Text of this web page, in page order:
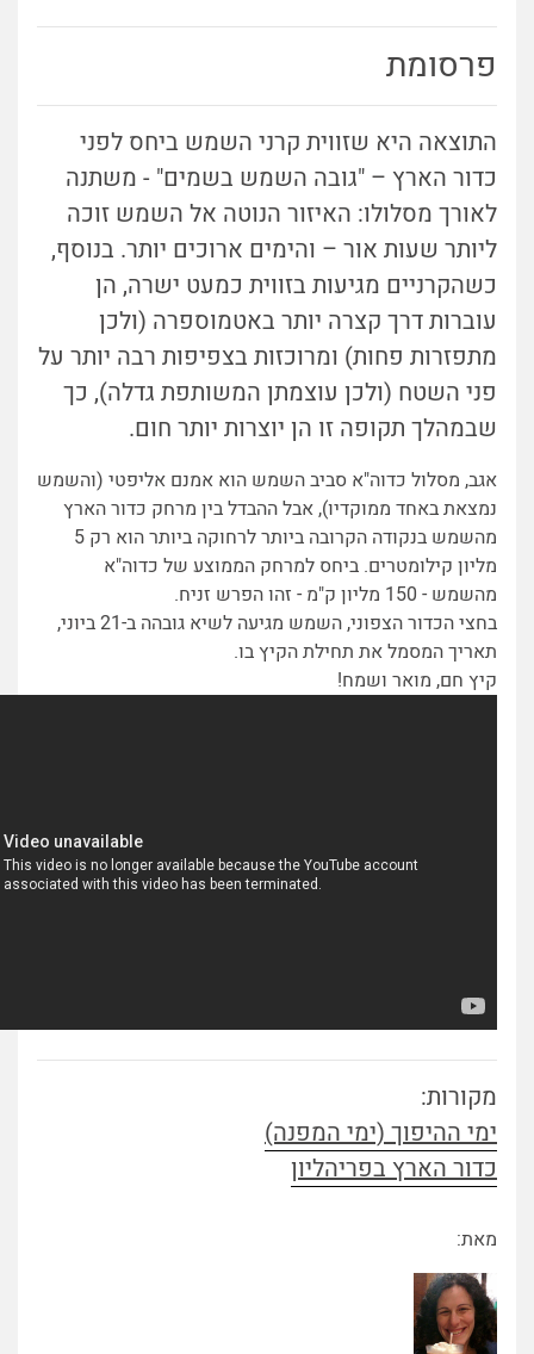
פרסומת
התוצאה היא שזווית קרני השמש ביחס לפני
כדור הארץ – "גובה השמש בשמים" - משתנה
לאורך מסלולו: האיזור הנוטה אל השמש זוכה
ליותר שעות אור – והימים ארוכים יותר. בנוסף,
כשהקרניים מגיעות בזווית כמעט ישרה, הן
עוברות דרך קצרה יותר באטמוספרה (ולכן
מתפזרות פחות) ומרוכזות בצפיפות רבה יותר על
פני השטח (ולכן עוצמתן המשותפת גדלה), כך
שבמהלך תקופה זו הן יוצרות יותר חום.
אגב, מסלול כדוה"א סביב השמש הוא אמנם אליפטי (והשמש
נמצאת באחד ממוקדיו), אבל ההבדל בין מרחק כדור הארץ
מהשמש בנקודה הקרובה ביותר לרחוקה ביותר הוא רק 5
מליון קילומטרים. ביחס למרחק הממוצע של כדוה"א
מהשמש - 150 מליון ק"מ - זהו הפרש זניח.
בחצי הכדור הצפוני, השמש מגיעה לשיא גובהה ב-21 ביוני,
תאריך המסמל את תחילת הקיץ בו.
קיץ חם, מואר ושמח!
מקורות:
ימי ההיפוך (ימי המפנה)
כדור הארץ בפריהליון
מאת: